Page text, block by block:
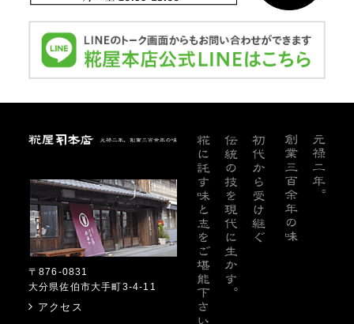
糀屋本店
〒876-0831
大分県佐伯市大手町3-4-11
アクセス